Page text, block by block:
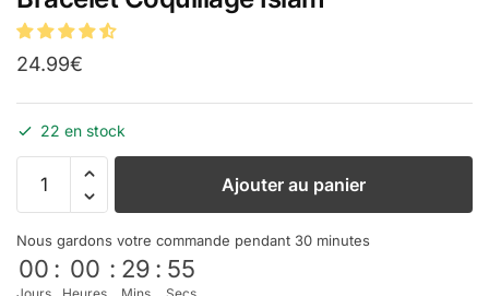
24.99€
22 en stock
Ajouter au panier
Nous gardons votre commande pendant 30 minutes
00 : 00 : 29 : 55